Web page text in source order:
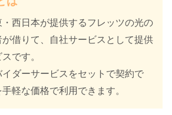
西日本が提供するフレッツの光の
借りて、自社サービスとして提供
です。
ダーサービスをセットで契約で
軽な価格で利用できます。